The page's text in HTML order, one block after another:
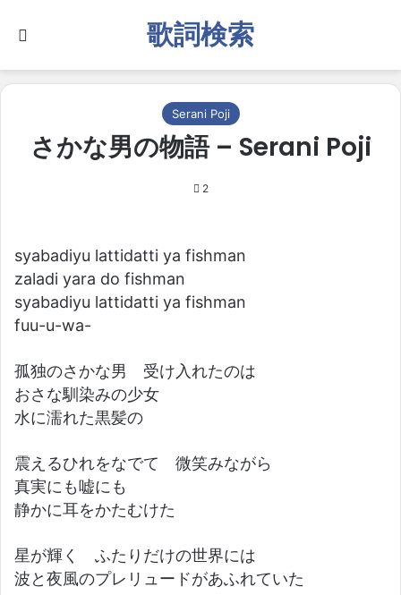
歌詞検索
Serani Poji
さかな男の物語 – Serani Poji
2
syabadiyu lattidatti ya fishman
zaladi yara do fishman
syabadiyu lattidatti ya fishman
fuu-u-wa-
孤独のさかな男 受け入れたのは
おさな馴染みの少女
水に濡れた黒髪の
震えるひれをなでて 微笑みながら
真実にも嘘にも
静かに耳をかたむけた
星が輝く ふたりだけの世界には
波と夜風のプレリュードがあふれていた